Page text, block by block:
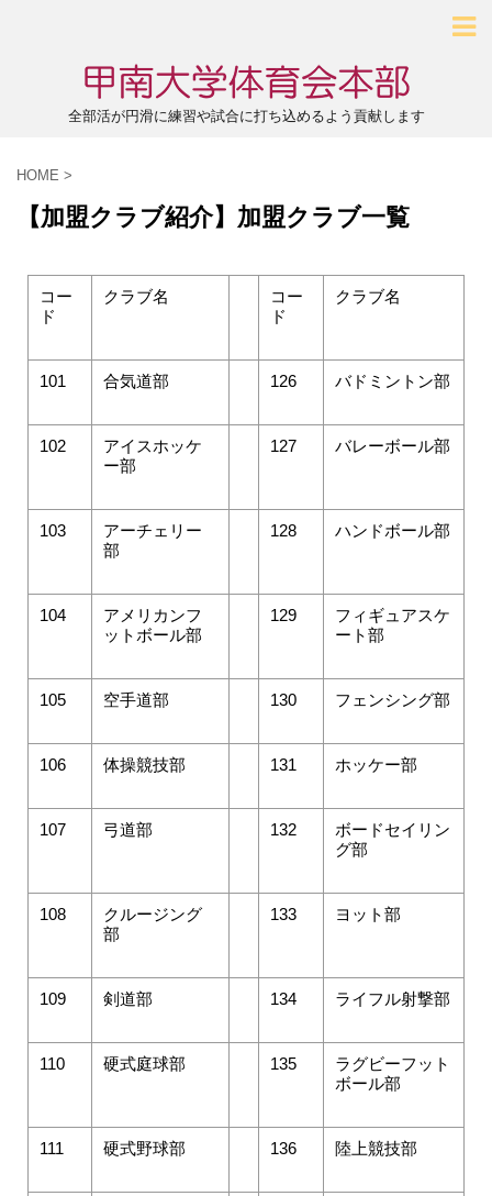
全部活が円滑に練習や試合に打ち込めるよう貢献します
HOME >
【加盟クラブ紹介】加盟クラブ一覧
コー
ド
クラブ名
コー
ド
クラブ名
101 合気道部 126 バドミントン部
102
アイスホッケ
ー部
127 バレーボール部
103
アーチェリー
部
128 ハンドボール部
104
アメリカンフ
ットボール部
129
フィギュアスケ
ート部
105 空手道部 130 フェンシング部
106 体操競技部 131 ホッケー部
107 弓道部 132
ボードセイリン
グ部
108
クルージング
部
133 ヨット部
109 剣道部 134 ライフル射撃部
110 硬式庭球部 135
ラグビーフット
ボール部
111 硬式野球部 136 陸上競技部